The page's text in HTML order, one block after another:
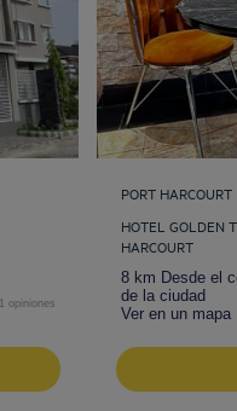
opiniones
PORT HARCOURT
HOTEL GOLDEN
HARCOURT
8 km Desde el
de la ciudad
Ver en un mapa